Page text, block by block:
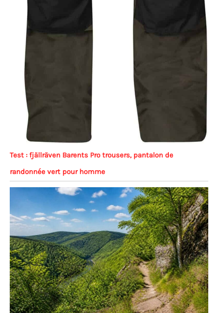
Test : fjällräven Barents Pro trousers, pantalon de
randonnée vert pour homme